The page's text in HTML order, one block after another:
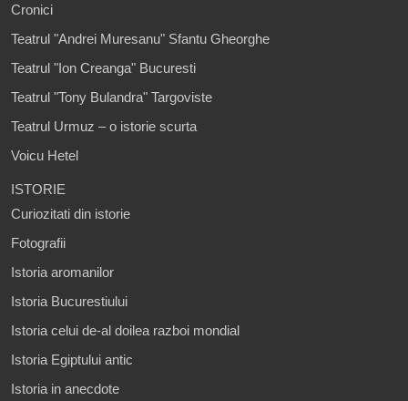
Cronici
Teatrul "Andrei Muresanu" Sfantu Gheorghe
Teatrul "Ion Creanga" Bucuresti
Teatrul "Tony Bulandra" Targoviste
Teatrul Urmuz – o istorie scurta
Voicu Hetel
ISTORIE
Curiozitati din istorie
Fotografii
Istoria aromanilor
Istoria Bucurestiului
Istoria celui de-al doilea razboi mondial
Istoria Egiptului antic
Istoria in anecdote